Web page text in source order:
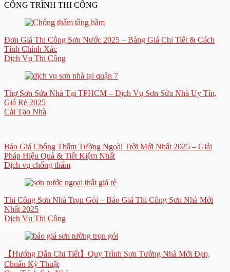
CÔNG TRÌNH THI CÔNG
Đơn Giá Thi Công Sơn Nước 2025 – Bảng Giá Chi Tiết & Cách
Tính Chính Xác
Dịch Vụ Thi Công
Thợ Sơn Sửa Nhà Tại TPHCM – Dịch Vụ Sơn Sửa Nhà Uy Tín,
Giá Rẻ 2025
Cải Tạo Nhà
Báo Giá Chống Thấm Tường Ngoài Trời Mới Nhất 2025 – Giải
Pháp Hiệu Quả & Tiết Kiệm Nhất
Dịch vụ chống thấm
Thi Công Sơn Nhà Trọn Gói – Báo Giá Thi Công Sơn Nhà Mới
Nhất 2025
Dịch Vụ Thi Công
【Hướng Dẫn Chi Tiết】Quy Trình Sơn Tường Nhà Mới Đẹp,
Chuẩn Kỹ Thuật